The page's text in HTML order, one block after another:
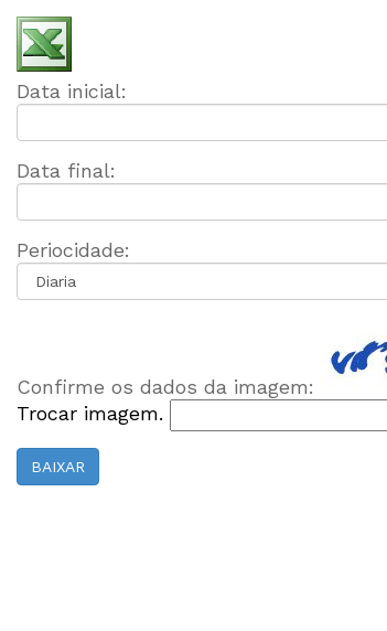
Data inicial:
Data final:
Periocidade:
Confirme os dados da imagem:
Trocar imagem.